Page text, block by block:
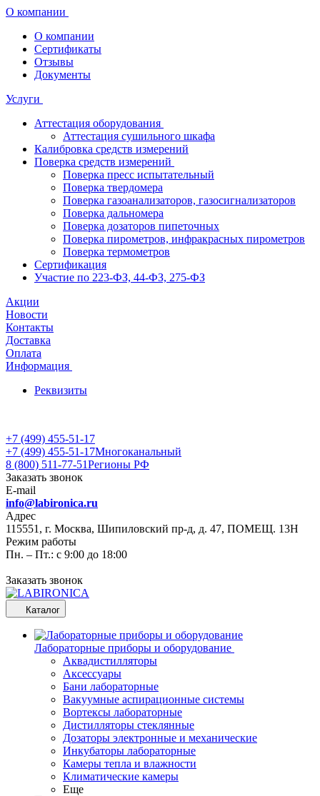
О компании
О компании
Сертификаты
Отзывы
Документы
Услуги
Аттестация оборудования
Аттестация сушильного шкафа
Калибровка средств измерений
Поверка средств измерений
Поверка пресс испытательный
Поверка твердомера
Поверка газоанализаторов, газосигнализаторов
Поверка дальномера
Поверка дозаторов пипеточных
Поверка пирометров, инфракрасных пирометров
Поверка термометров
Сертификация
Участие по 223-ФЗ, 44-ФЗ, 275-ФЗ
Акции
Новости
Контакты
Доставка
Оплата
Информация
Реквизиты
+7 (499) 455-51-17
+7 (499) 455-51-17Многоканальный
8 (800) 511-77-51Регионы РФ
Заказать звонок
E-mail
info@labironica.ru
Адрес
115551, г. Москва, Шипиловский пр-д, д. 47, ПОМЕЩ. 13Н
Режим работы
Пн. – Пт.: с 9:00 до 18:00
Заказать звонок
Каталог
Лабораторные приборы и оборудование
Аквадистилляторы
Аксессуары
Бани лабораторные
Вакуумные аспирационные системы
Вортексы лабораторные
Дистилляторы стеклянные
Дозаторы электронные и механические
Инкубаторы лабораторные
Камеры тепла и влажности
Климатические камеры
Еще